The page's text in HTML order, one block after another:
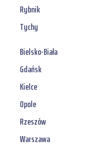
Rybnik
Tychy
Bielsko-Biała
Gdańsk
Kielce
Opole
Rzeszów
Warszawa